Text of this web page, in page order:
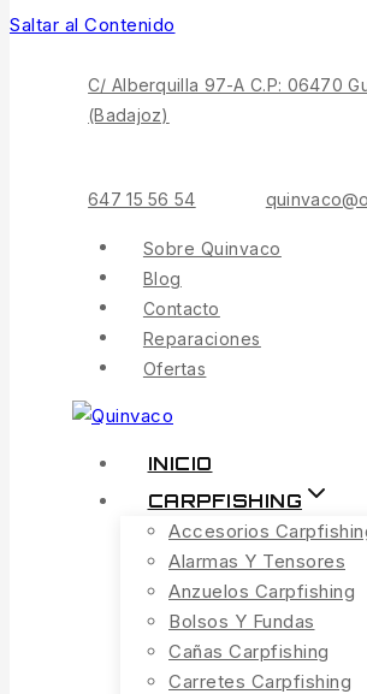
Saltar al Contenido
C/ Alberquilla 97-A C.P: 06470
(Badajoz)
647 15 56 54
Sobre Quinvaco
Blog
Contacto
Reparaciones
Ofertas
INICIO
CARPFISHING
Accesorios
Alarmas Y Tensores
Anzuelos Carpfishing
Bolsos Y Fundas
Cañas Carpfishing
Carretes Carpfishing